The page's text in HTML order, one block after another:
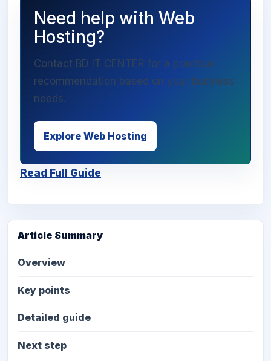
Need help with Web
Hosting?
Contact BD IT CENTER for a practical
recommendation based on your business
needs.
Explore Web Hosting
Read Full Guide
Article Summary
Overview
Key points
Detailed guide
Next step